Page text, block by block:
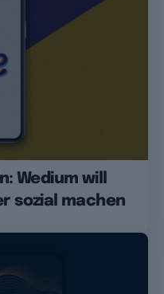
Wedium will
sozial machen